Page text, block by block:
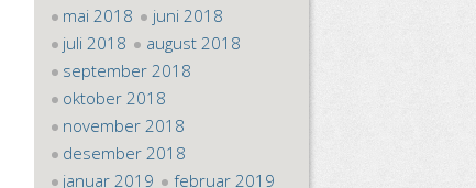
mai 2018
juni 2018
juli 2018
august 2018
september 2018
oktober 2018
november 2018
desember 2018
januar 2019
februar 2019